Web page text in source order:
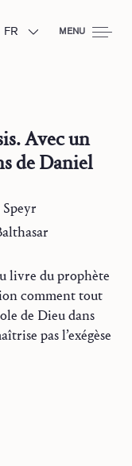
FR MENU
Avec un
de Daniel
livre du prophète
comment tout
de Dieu dans
pas l’exégèse